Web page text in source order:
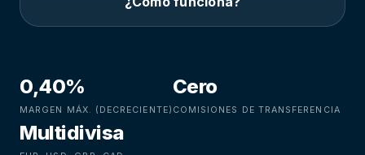
0,40%
MARGEN MÁX. (DECRECIENTE)
Cero
COMISIONES DE TRANSFERENCIA
Multidivisa